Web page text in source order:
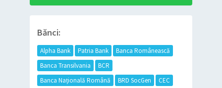
Bănci:
Alpha Bank Patria Bank
Banca Românească
Banca Transilvania
BCR
Banca Națională Română
BRD SocGen
CEC